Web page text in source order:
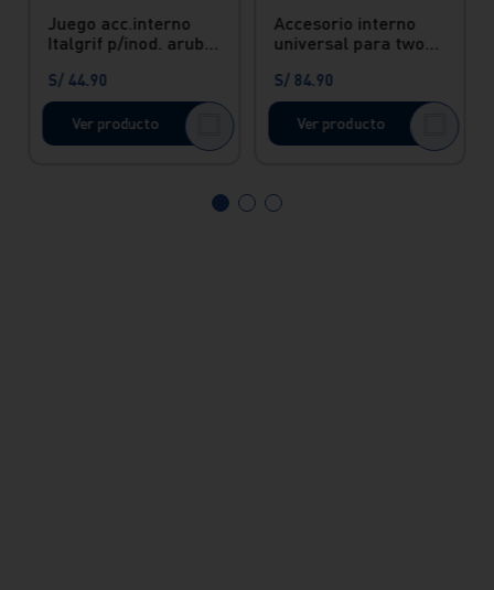
Juego acc.interno
Italgrif p/inod. aruba
S/ 44 90
Ver producto
Accesorio interno
universal para two
S/ 84 90
Ver producto